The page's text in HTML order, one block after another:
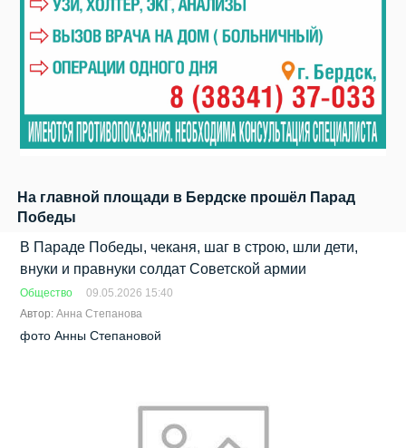
На главной площади в Бердске прошёл Парад
Победы
В Параде Победы, чеканя, шаг в строю, шли дети,
внуки и правнуки солдат Советской армии
Общество
09.05.2026 15:40
Автор:Анна Степанова
фото Анны Степановой